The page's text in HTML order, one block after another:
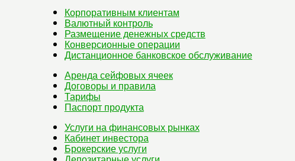
Корпоративным клиентам
Валютный контроль
Размещение денежных средств
Конверсионные операции
Дистанционное банковское обслуживание
Аренда сейфовых ячеек
Договоры и правила
Тарифы
Паспорт продукта
Услуги на финансовых рынках
Кабинет инвестора
Брокерские услуги